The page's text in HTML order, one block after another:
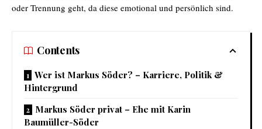
oder Trennung geht, da diese emotional und persönlich sind.
Contents
Wer ist Markus Söder? – Karriere, Politik &
Hintergrund
Markus Söder privat – Ehe mit Karin
Baumüller-Söder